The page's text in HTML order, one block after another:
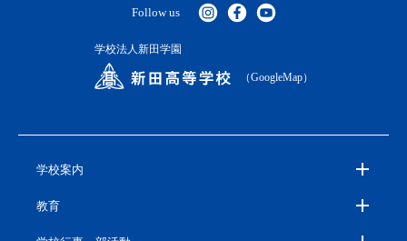
Follow us
学校法人新田学園
（GoogleMap）
学校案内
教育